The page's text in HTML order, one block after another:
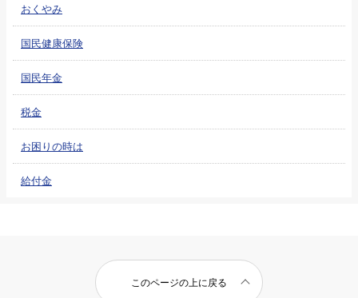
おくやみ
国民健康保険
国民年金
税金
お困りの時は
給付金
このページの上に戻る